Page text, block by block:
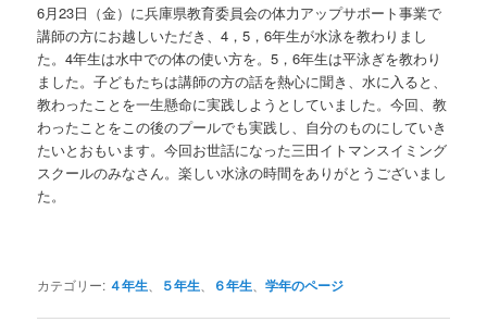
6月23日（金）に兵庫県教育委員会の体力アップサポート事業で
講師の方にお越しいただき、4，5，6年生が水泳を教わりまし
た。4年生は水中での体の使い方を。5，6年生は平泳ぎを教わり
ました。子どもたちは講師の方の話を熱心に聞き、水に入ると、
教わったことを一生懸命に実践しようとしていました。今回、教
わったことをこの後のプールでも実践し、自分のものにしていき
たいとおもいます。今回お世話になった三田イトマンスイミング
スクールのみなさん。楽しい水泳の時間をありがとうございまし
た。
カテゴリー: ４年生 ５年生 ６年生 、学年のページ